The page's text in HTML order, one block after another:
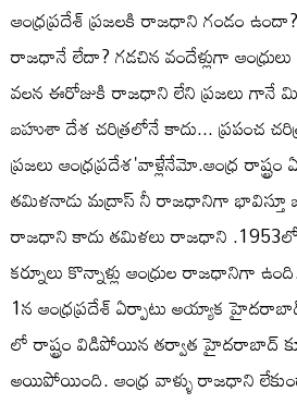
ఆంధ్రప్రదేశ్ ప్రజలకి రాజధాని గండం
రాజధానే లేదా? గడచిన వందేళ్లుగా
వలన ఈరోజుకి రాజధాని లేని ప్రజలు గానే
బహుశా దేశ చరిత్రలోనే కాదు... ప్రపంచ
ప్రజలు ఆంధ్రప్రదేశ'వాళ్లేనేమో.ఆంధ్ర
తమిళనాడు మద్రాస్ నీ రాజధానిగా భావిస్తూ
రాజధాని కాదు తమిళలు రాజధాని .1953లో
కర్నూలు కొన్నాళ్లు ఆంధ్రుల రాజధానిగా
1న ఆంధ్రప్రదేశ్ ఏర్పాటు అయ్యాక
లో రాష్ట్రం విడిపోయిన తర్వాత హైదరాబాద్
అయిపోయింది. ఆంధ్ర వాళ్ళు రాజధాని